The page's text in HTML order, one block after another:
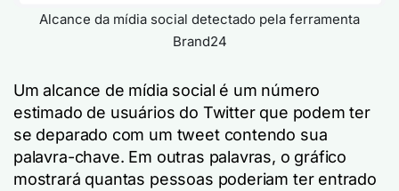
Alcance da mídia social detectado pela ferramenta
Brand24
Um alcance de mídia social é um número
estimado de usuários do Twitter que podem ter
se deparado com um tweet contendo sua
palavra-chave. Em outras palavras, o gráfico
mostrará quantas pessoas poderiam ter entrado